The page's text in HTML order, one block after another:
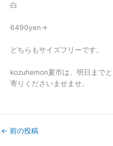
白
6490yen→
どちらもサイズフリーです。
kozuhemon夏市は、明日まで
寄りくださいませませ。
← 前の投稿